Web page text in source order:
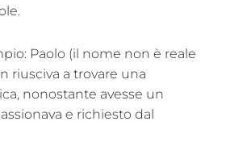
Paolo (il nome non è reale
riusciva a trovare una
nonostante avesse un
e richiesto dal